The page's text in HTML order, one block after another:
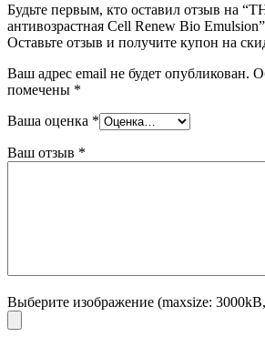
Будьте первым, кто оставил отзыв на
антивозрастная Cell Renew Bio Emulsion”
Оставьте отзыв и получите купон на
Ваш адрес email не будет опубликован.
помечены *
Ваша оценка *
Ваш отзыв *
Выберите изображение (maxsize: